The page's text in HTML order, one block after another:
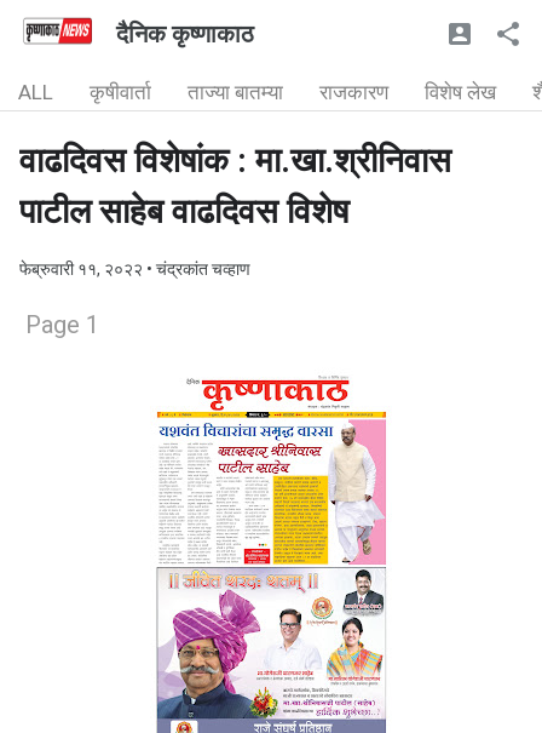
दैनिक कृष्णाकाठ
ALL कृषीवार्ता ताज्या बातम्या राजकारण विशेष लेख
वाढदिवस विशेषांक : मा.खा.श्रीनिवास
पाटील साहेब वाढदिवस विशेष
फेब्रुवारी ११, २०२२ • चंद्रकांत चव्हाण
Page 1